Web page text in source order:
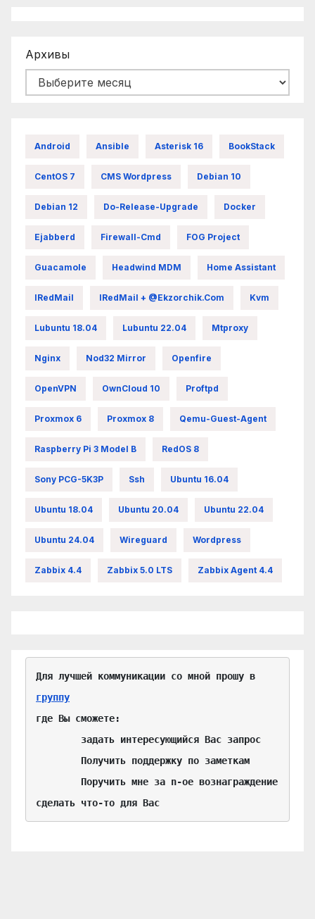
Архивы
Android Ansible Asterisk 16 BookStack
CentOS 7 CMS Wordpress Debian 10
Debian 12 Do-Release-Upgrade Docker
Ejabberd Firewall-Cmd FOG Project
Guacamole Headwind MDM Home Assistant
IRedMail IRedMail + @ekzorchik.com Kvm
Lubuntu 18.04 Lubuntu 22.04 Mtproxy
Nginx Nod32 Mirror Openfire
OpenVPN OwnCloud 10 Proftpd
Proxmox 6 Proxmox 8 Qemu-Guest-Agent
Raspberry Pi 3 Model B RedOS 8
Sony PCG-5K3P Ssh Ubuntu 16.04
Ubuntu 18.04 Ubuntu 20.04 Ubuntu 22.04
Ubuntu 24.04 Wireguard Wordpress
Zabbix 4.4 Zabbix 5.0 LTS Zabbix Agent 4.4
группу
где Вы сможете:
сделать что-то для Вас